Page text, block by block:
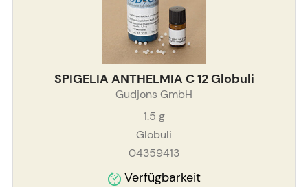
SPIGELIA ANTHELMIA C 12 Globuli
Gudjons GmbH
1.5 g
Globuli
04359413
Verfügbarkeit